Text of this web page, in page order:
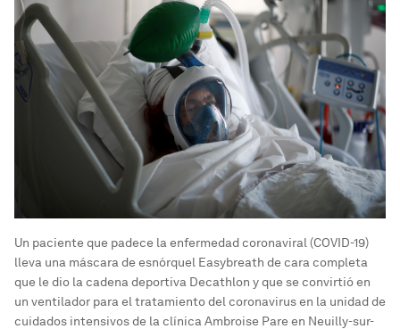
Un paciente que padece la enfermedad coronaviral (COVID-19)
lleva una máscara de esnórquel Easybreath de cara completa
que le dio la cadena deportiva Decathlon y que se convirtió en
un ventilador para el tratamiento del coronavirus en la unidad de
cuidados intensivos de la clínica Ambroise Pare en Neuilly-sur-